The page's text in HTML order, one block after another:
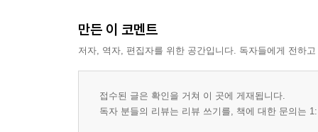
만든 이 코멘트
저자, 역자, 편집자를 위한 공간입니다. 독자들에게 전하
접수된 글은 확인을 거쳐 이 곳에 게재됩니다.
독자 분들의 리뷰는 리뷰 쓰기를, 책에 대한 문의는